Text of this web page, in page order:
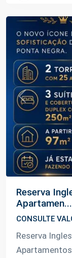
Previous
Reserva
Apartamen...
CONSULTE
Reserva